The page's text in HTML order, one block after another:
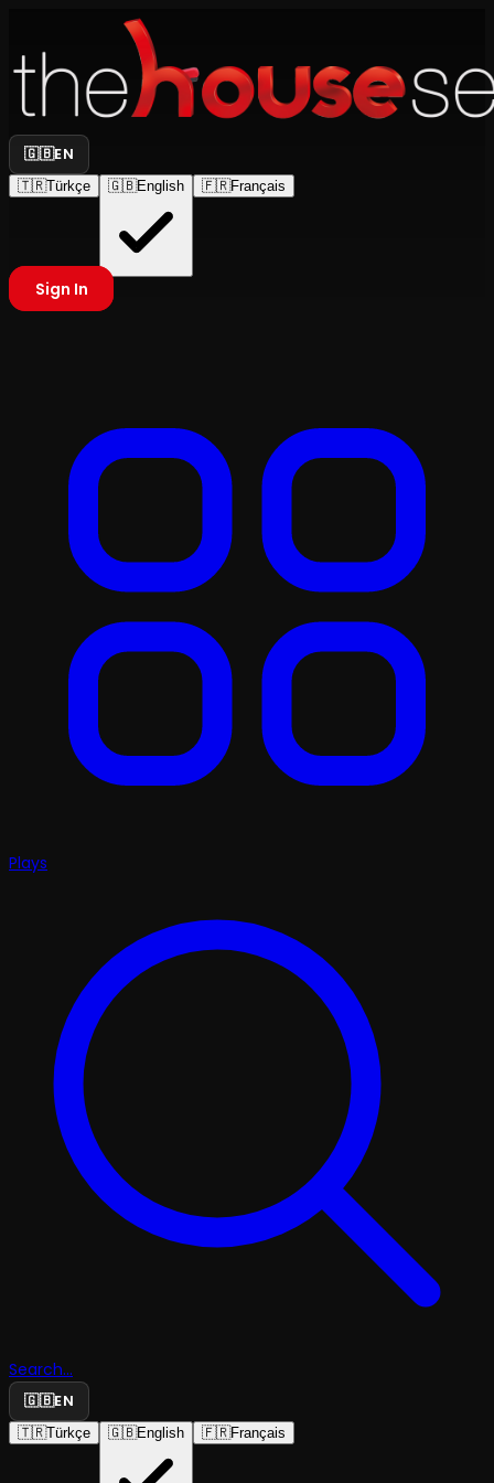
🇬🇧EN
🇹🇷Türkçe 🇬🇧English 🇫🇷Français
Sign In
Plays
Search...
🇬🇧EN
🇹🇷Türkçe 🇬🇧English 🇫🇷Français